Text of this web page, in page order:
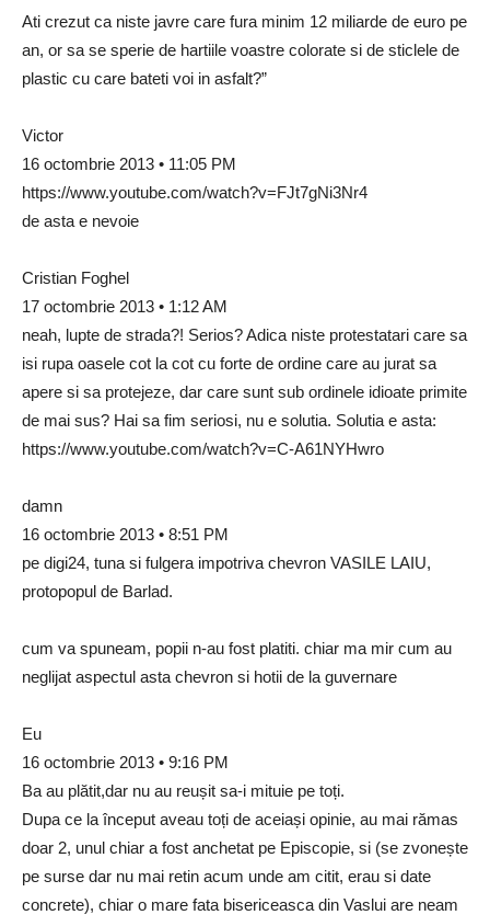
Ati crezut ca niste javre care fura minim 12 miliarde de euro pe
an, or sa se sperie de hartiile voastre colorate si de sticlele de
plastic cu care bateti voi in asfalt?”
Victor
16 octombrie 2013 • 11:05 PM
https://www.youtube.com/watch?v=FJt7gNi3Nr4
de asta e nevoie
Cristian Foghel
17 octombrie 2013 • 1:12 AM
neah, lupte de strada?! Serios? Adica niste protestatari care sa
isi rupa oasele cot la cot cu forte de ordine care au jurat sa
apere si sa protejeze, dar care sunt sub ordinele idioate primite
de mai sus? Hai sa fim seriosi, nu e solutia. Solutia e asta:
https://www.youtube.com/watch?v=C-A61NYHwro
damn
16 octombrie 2013 • 8:51 PM
pe digi24, tuna si fulgera impotriva chevron VASILE LAIU,
protopopul de Barlad.
cum va spuneam, popii n-au fost platiti. chiar ma mir cum au
neglijat aspectul asta chevron si hotii de la guvernare
Eu
16 octombrie 2013 • 9:16 PM
Ba au plătit,dar nu au reușit sa-i mituie pe toți.
Dupa ce la început aveau toți de aceiași opinie, au mai rămas
doar 2, unul chiar a fost anchetat pe Episcopie, si (se zvonește
pe surse dar nu mai retin acum unde am citit, erau si date
concrete), chiar o mare fata bisericeasca din Vaslui are neam